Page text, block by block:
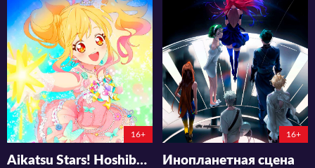
368
5 0
210:5:15:44
16+
Aikatsu Stars! Hoshiboshi no Progress
544
8 0
112:23:53:44
16+
Инопланетная сцена